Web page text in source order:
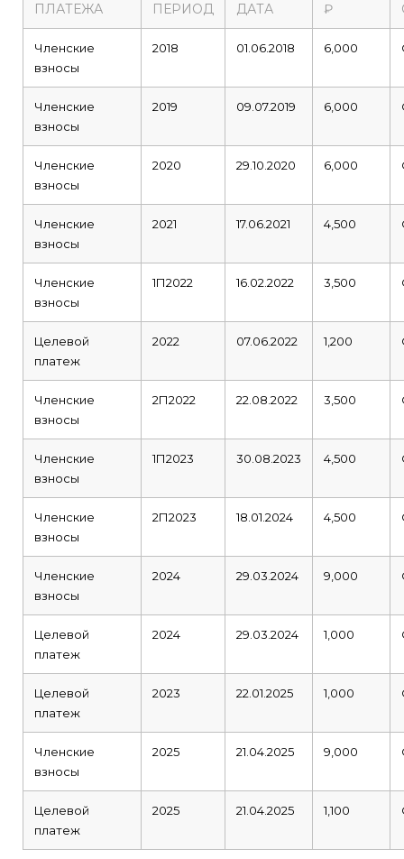
ПЛАТЕЖА
ПЕРИОД ДАТА
₽
Членские
взносы
2018 01.06.2018 6,000
Членские
взносы
2019 09.07.2019 6,000
Членские
взносы
2020 29.10.2020 6,000
Членские
взносы
2021 17.06.2021 4,500
Членские
взносы
1П2022 16.02.2022 3,500
Целевой
платеж
2022 07.06.2022 1,200
Членские
взносы
2П2022 22.08.2022 3,500
Членские
взносы
1П2023 30.08.2023 4,500
Членские
взносы
2П2023 18.01.2024 4,500
Членские
взносы
2024 29.03.2024 9,000
Целевой
платеж
2024 29.03.2024 1,000
Целевой
платеж
2023 22.01.2025 1,000
Членские
взносы
2025 21.04.2025 9,000
Целевой
платеж
2025 21.04.2025 1,100